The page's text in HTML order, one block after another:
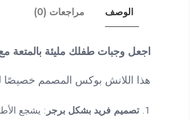
الوصف مراجعات (0)
اجعل وجبات طفلك مليئة
هذا اللانش بوكس المصمم خصيصًا
تصميم فريد بشكل برجر : يشجع